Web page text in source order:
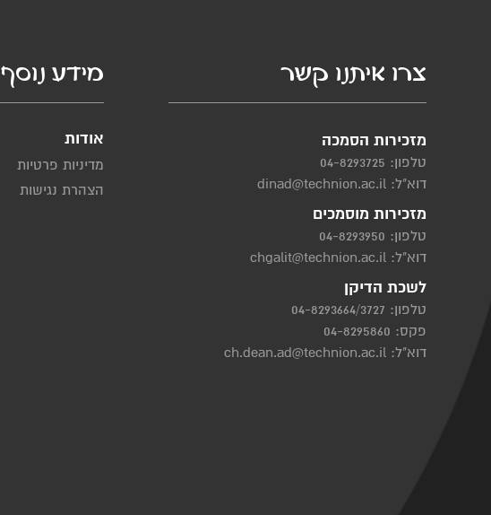
צרו איתנו קשר
מזכירות הסמכה
טלפון: 04-8293725
דוא"ל: dinad@technion.ac.il
מזכירות מוסמכים
טלפון: 04-8293950
דוא"ל: chgalit@technion.ac.il
לשכת הדיקן
טלפון: 04-8293664/3727
פקס: 04-8295860
דוא"ל: ch.dean.ad@technion.ac.il
מידע נוסף
אודות
מדיניות פרטיות
הצהרת נגישות